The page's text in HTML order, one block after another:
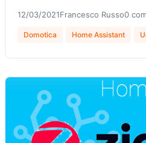
12/03/2021Francesco Russo0
Domotica Home Assistant